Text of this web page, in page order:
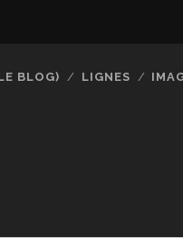
BLOG) LIGNES